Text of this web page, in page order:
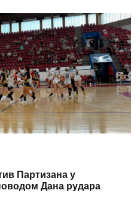
Партизана у
Дана рудара